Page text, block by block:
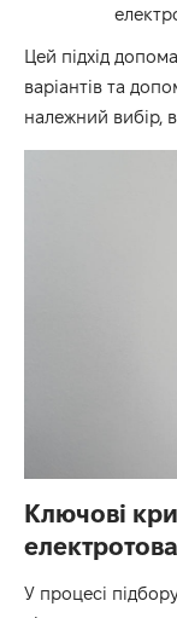
Цей підхід
варіантів та
належний вибір,
Ключові
У процесі